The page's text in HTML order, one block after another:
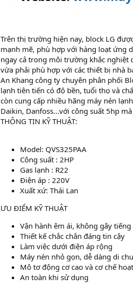
Trên thị trường hiện nay, block LG
mạnh mẽ, phù hợp với hàng loạt ứng
ngay cả trong môi trường khắc nghiệt
vừa phải phù hợp với các thiết bị nhà
An Khang công ty chuyên phân phối
lạnh tiên tiến có độ bền, tuổi thọ và
còn cung cấp nhiều hãng máy nén
Daikin, Danfoss...với công suất 5hp
THÔNG TIN KỸ THUẬT:
Model: QVS325PAA
Công suất : 2HP
Gas lạnh : R22
Điện áp : 220V
Xuất xứ: Thái Lan
ƯU ĐIỂM KỸ THUẬT
Vận hành êm ái, không gây tiếng
Thiết kế chắc chắn đáng tin cậy
Làm việc dưới điện áp rộng
Máy nén nhỏ gọn, dễ dàng di
Mô tơ động cơ cao và cơ chế
An toàn khi sử dụng